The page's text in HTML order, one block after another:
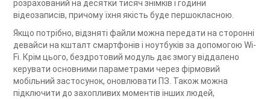
розрахований на десятки тисяч знімків і години
відеозаписів, причому їхня якість буде першокласною.
Якщо потрібно, відзняті файли можна передати на сторонні
девайси на кшталт смартфонів і ноутбуків за допомогою Wi-
Fi. Крім цього, бездротовий модуль дає змогу віддалено
керувати основними параметрами через фірмовий
мобільний застосунок, оновлювати ПЗ. Також можна
підключити до захопливих моментів інших людей,